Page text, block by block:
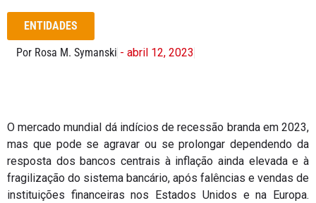
ENTIDADES
Por Rosa M. Symanski - abril 12, 2023
O mercado mundial dá indícios de recessão branda em 2023,
mas que pode se agravar ou se prolongar dependendo da
resposta dos bancos centrais à inflação ainda elevada e à
fragilização do sistema bancário, após falências e vendas de
instituições financeiras nos Estados Unidos e na Europa.